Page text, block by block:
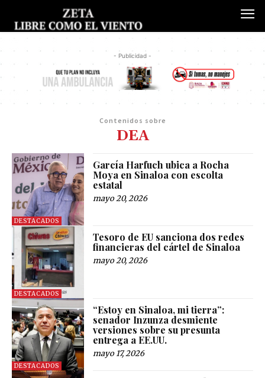
- Publicidad -
Contenidos sobre
DEA
DESTACADOS
García Harfuch ubica a Rocha
Moya en Sinaloa con escolta
estatal
mayo 20, 2026
DESTACADOS
Tesoro de EU sanciona dos redes
financieras del cártel de Sinaloa
mayo 20, 2026
DESTACADOS
“Estoy en Sinaloa, mi tierra”:
senador Inzunza desmiente
versiones sobre su presunta
entrega a EE.UU.
mayo 17, 2026